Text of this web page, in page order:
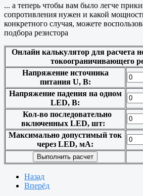
... а теперь чтобы вам было легче
сопротивления нужен и какой
конкретного случая, можете
подбора резистора
Онлайн калькулятор для расчета
токоограничивающего
Напряжение источника
питания U, В:
Напряжение падения на одном
LED, В:
Кол-во последовательно
включенных LED, шт:
Максимально допустимый ток
через LED, мА:
Назад
Вперёд